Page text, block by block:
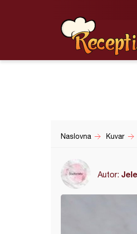
Naslovna Kuvar
Autor: